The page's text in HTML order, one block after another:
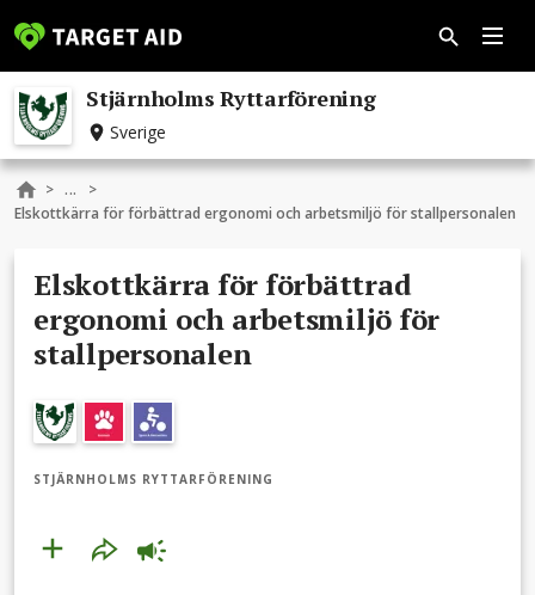
Stjärnholms Ryttarförening
Sverige
> ...
>
Elskottkärra för förbättrad ergonomi och arbetsmiljö för stallpersonalen
Elskottkärra för förbättrad
ergonomi och arbetsmiljö för
stallpersonalen
STJÄRNHOLMS RYTTARFÖRENING